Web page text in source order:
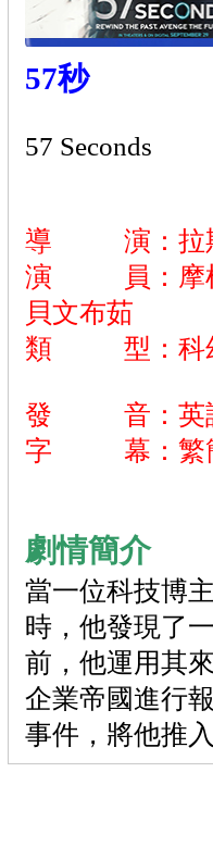
57秒
57 Seconds
導 演：拉斯
演 員：摩根
貝文布茹
類 型：科
發 音：英
字 幕：繁簡
劇情簡介
當一位科技博
時，他發現了
前，他運用其
企業帝國進行
事件，將他推